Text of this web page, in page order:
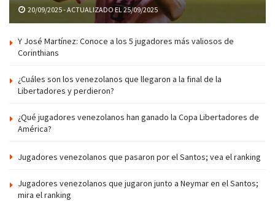
20/09/2025 - ACTUALIZADO EL 25/09/2025
Y José Martínez: Conoce a los 5 jugadores más valiosos de
Corinthians
¿Cuáles son los venezolanos que llegaron a la final de la
Libertadores y perdieron?
¿Qué jugadores venezolanos han ganado la Copa Libertadores de
América?
Jugadores venezolanos que pasaron por el Santos; vea el ranking
Jugadores venezolanos que jugaron junto a Neymar en el Santos;
mira el ranking